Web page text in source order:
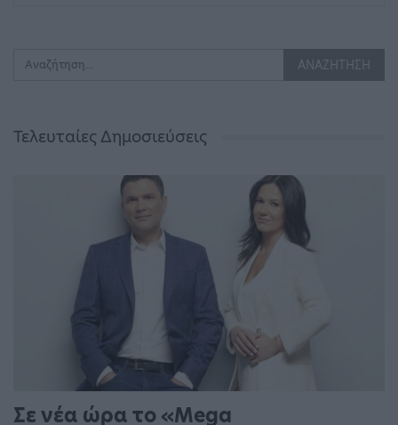
Τελευταίες Δημοσιεύσεις
Σε νέα ώρα το «Mega